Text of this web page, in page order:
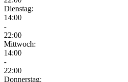
Dienstag:
14:00
-
22:00
Mittwoch:
14:00
-
22:00
Donnerstag: